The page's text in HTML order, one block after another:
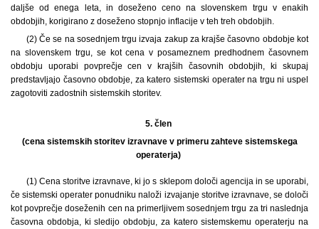
daljše od enega leta, in doseženo ceno na slovenskem trgu v enakih
obdobjih, korigirano z doseženo stopnjo inflacije v teh treh obdobjih.
(2) Če se na sosednjem trgu izvaja zakup za krajše časovno obdobje kot
na slovenskem trgu, se kot cena v posameznem predhodnem časovnem
obdobju uporabi povprečje cen v krajših časovnih obdobjih, ki skupaj
predstavljajo časovno obdobje, za katero sistemski operater na trgu ni uspel
zagotoviti zadostnih sistemskih storitev.
5. člen
(cena sistemskih storitev izravnave v primeru zahteve sistemskega
operaterja)
(1) Cena storitve izravnave, ki jo s sklepom določi agencija in se uporabi,
če sistemski operater ponudniku naloži izvajanje storitve izravnave, se določi
kot povprečje doseženih cen na primerljivem sosednjem trgu za tri naslednja
časovna obdobja, ki sledijo obdobju, za katero sistemskemu operaterju na